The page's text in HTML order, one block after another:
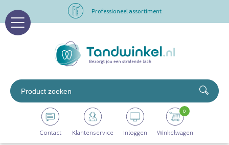
Professioneel assortiment
Op werkdagen voor 16.00 uur besteld, morgen in huis
Professioneel assortiment
Altijd op voorraad
Contact Klantenservice Inloggen Winkelwagen
0